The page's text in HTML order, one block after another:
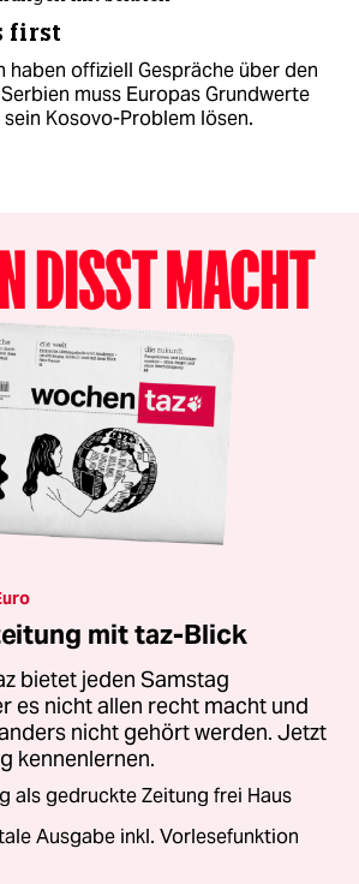
first
haben offiziell Gespräche über den
muss Europas Grundwerte
Kosovo-Problem lösen.
mit taz-Blick
bietet jeden Samstag
es nicht allen recht macht und
nicht gehört werden. Jetzt
kennenlernen.
als gedruckte Zeitung frei Haus
Ausgabe inkl. Vorlesefunktion